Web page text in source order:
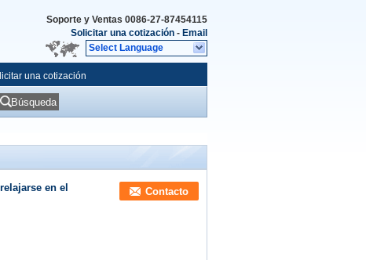
Soporte y Ventas 0086-27-87454115
Solicitar una cotización - Email
Select Language
una cotización
Búsqueda
en el
Contacto